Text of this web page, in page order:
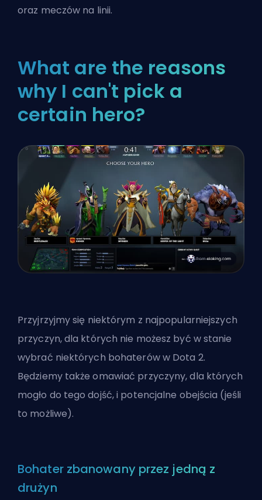
oraz meczów na linii.
What are the reasons
why I can't pick a
certain hero?
Przyjrzyjmy się niektórym z najpopularniejszych
przyczyn, dla których nie możesz być w stanie
wybrać niektórych bohaterów w Dota 2.
Będziemy także omawiać przyczyny, dla których
mogło do tego dojść, i potencjalne obejścia (jeśli
to możliwe).
Bohater zbanowany przez jedną z
drużyn